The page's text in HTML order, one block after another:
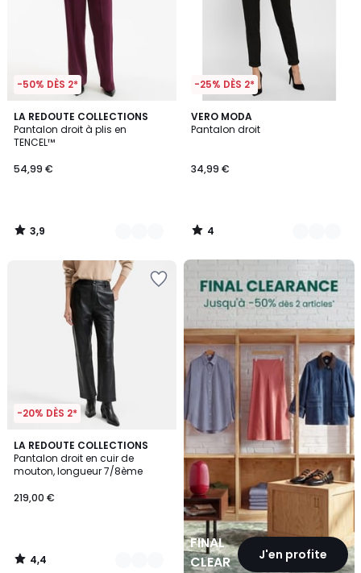
-50% DÈS 2*
LA REDOUTE COLLECTIONS
Pantalon droit à plis en
TENCEL™
54,99 €
3,9
/ 5
2
Couleurs
3,9
/
-25% DÈS 2*
VERO MODA
Pantalon droit
34,99 €
4
/
2
Couleurs
4
/
-20% DÈS 2*
LA REDOUTE COLLECTIONS
Pantalon droit en cuir de
mouton, longueur 7/8ème
219,00 €
4,4
/ 5
2
Couleurs
4,4
/
FINAL
CLEARANCEJ'en profite
FINAL
CLEARANCE